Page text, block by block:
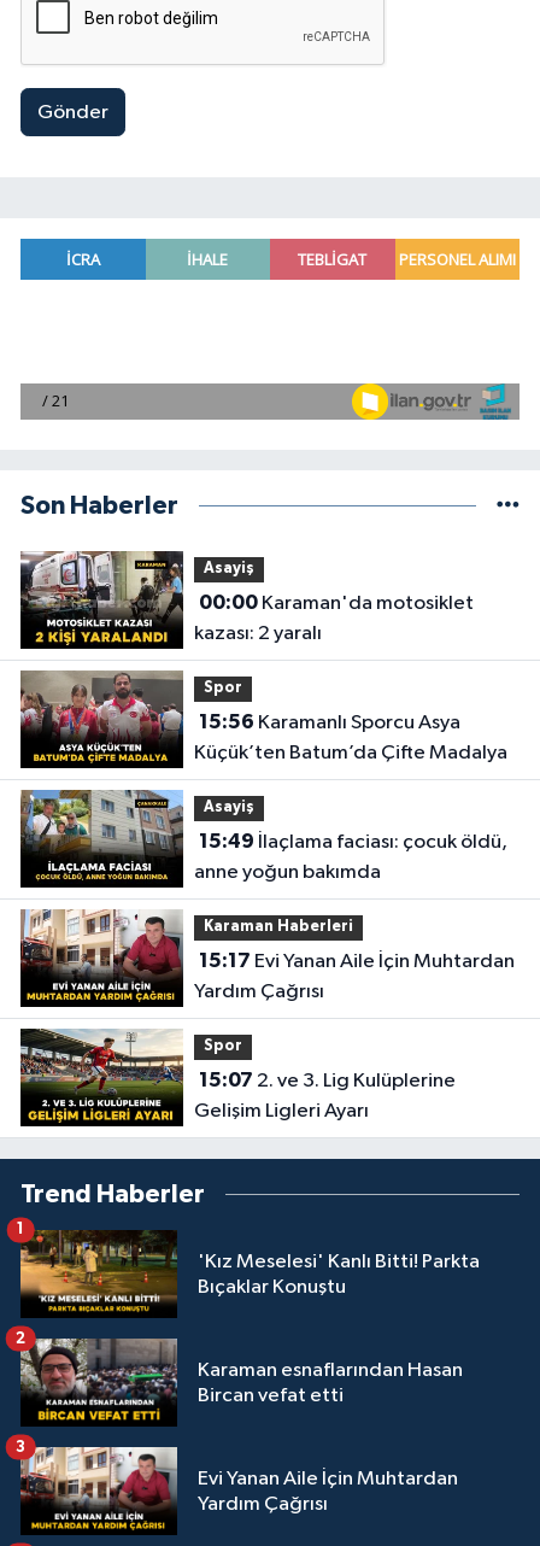
Gönder
Son Haberler
Asayiş
00:00Karaman'da motosiklet
kazası: 2 yaralı
Spor
15:56
Küçük’ten Batum’da Çifte Madalya
Asayiş
15:49
anne yoğun bakımda
Karaman Haberleri
15:17
Yardım Çağrısı
Spor
15:07
Gelişim Ligleri Ayarı
Trend Haberler
'Kız Meselesi' Kanlı Bitti! Parkta
Bıçaklar Konuştu
1
Karaman esnaflarından Hasan
Bircan vefat etti
2
Evi Yanan Aile İçin Muhtardan
Yardım Çağrısı
3